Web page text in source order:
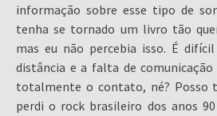
informação sobre esse tipo de
tenha se tornado um livro tão
mas eu não percebia isso. É
distância e a falta de
totalmente o contato, né? Posso
perdi o rock brasileiro dos anos